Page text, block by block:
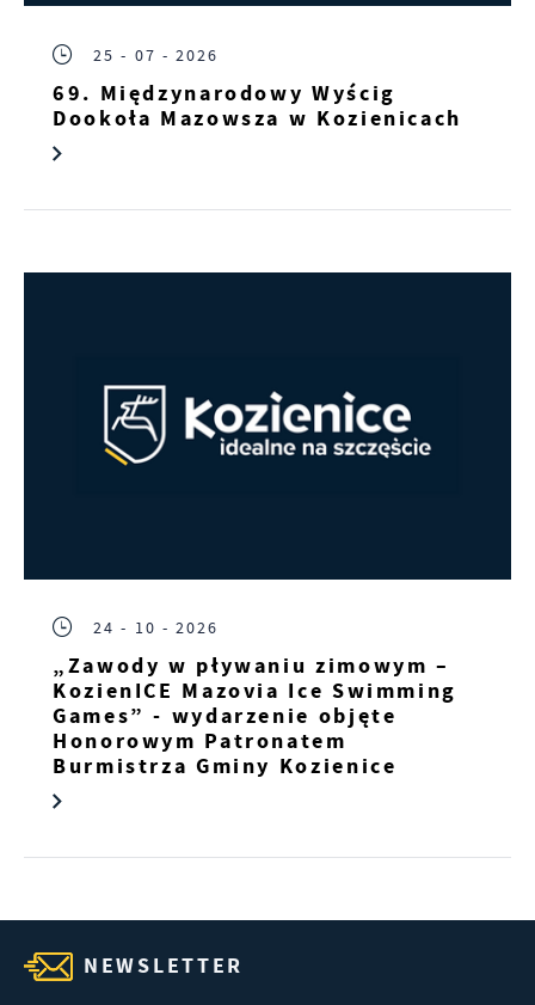
25 - 07 - 2026
69. Międzynarodowy Wyścig
Dookoła Mazowsza w Kozienicach
24 - 10 - 2026
„Zawody w pływaniu zimowym –
KozienICE Mazovia Ice Swimming
Games” - wydarzenie objęte
Honorowym Patronatem
Burmistrza Gminy Kozienice
NEWSLETTER